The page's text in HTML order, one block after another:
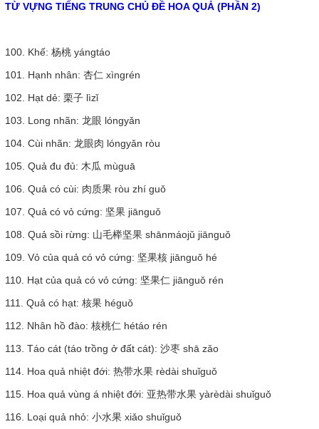
TỪ VỰNG TIẾNG TRUNG CHỦ ĐỀ HOA QUẢ (PHẦN 2)
100. Khế: 杨桃 yángtáo
101. Hạnh nhân: 杏仁 xìngrén
102. Hạt dẻ: 栗子 lìzǐ
103. Long nhãn: 龙眼 lóngyǎn
104. Cùi nhãn: 龙眼肉 lóngyǎn ròu
105. Quả đu đủ: 木瓜 mùguā
106. Quả có cùi: 肉质果 ròu zhí guǒ
107. Quả có vỏ cứng: 坚果 jiānguǒ
108. Quả sồi rừng: 山毛榉坚果 shānmáojǔ jiānguǒ
109. Vỏ của quả có vỏ cứng: 坚果核 jiānguǒ hé
110. Hạt của quả có vỏ cứng: 坚果仁 jiānguǒ rén
111. Quả có hạt: 核果 héguǒ
112. Nhân hồ đào: 核桃仁 hétáo rén
113. Táo cát (táo trồng ở đất cát): 沙枣 shā zǎo
114. Hoa quả nhiệt đới: 热带水果 rèdài shuǐguǒ
115. Hoa quả vùng á nhiệt đới: 亚热带水果 yàrèdài shuǐguǒ
116. Loại quả nhỏ: 小水果 xiǎo shuǐguǒ